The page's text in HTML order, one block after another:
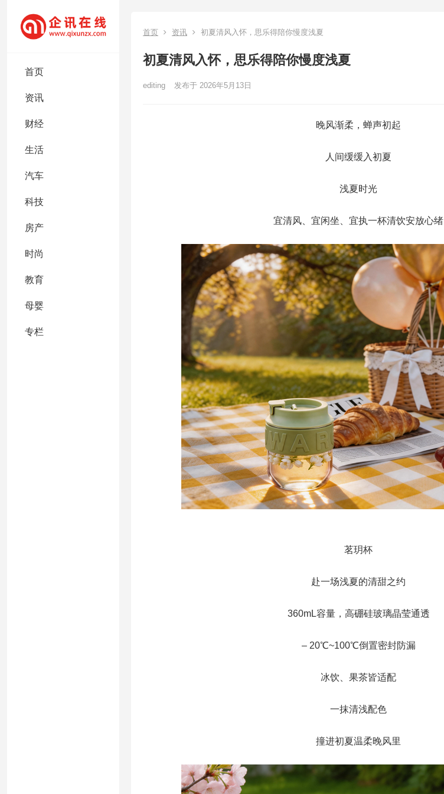
首页
资讯
财经
生活
汽车
科技
房产
时尚
教育
母婴
专栏
首页 资讯 初夏清风入怀，思乐得陪你慢度浅夏
初夏清风入怀，思乐得陪你慢度浅夏
editing 发布于 2026年5月13日
晚风渐柔，蝉声初起
人间缓缓入初夏
浅夏时光
宜清风、宜闲坐、宜执一杯清饮安放心绪
茗玥杯
赴一场浅夏的清甜之约
360mL容量，高硼硅玻璃晶莹通透
– 20℃~100℃倒置密封防漏
冰饮、果茶皆适配
一抹清浅配色
撞进初夏温柔晚风里